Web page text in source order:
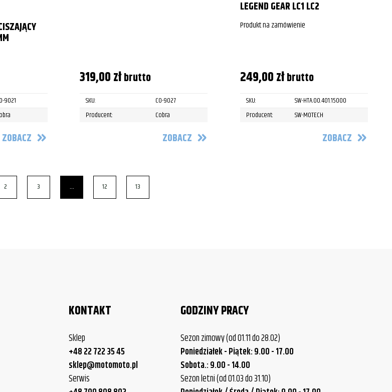
9021
ZOBACZ
319,00złbrutto
SKU:
CO-9027
Producent:
Cobra
ZOBACZ
LEGEND GEAR LC1 LC2
Produkt na zamówienie
249,00złbrutto
SKU:
SW-HTA.00.401.15000
Producent:
SW-MOTECH
ZOBACZ
2 3 … 12 13
KONTAKT
Sklep
+48 22 722 35 45
sklep@motomoto.pl
Serwis
GODZINY PRACY
Sezon zimowy (od 01.11 do 28.02)
Poniedziałek - Piątek: 9.00 - 17.00
Sobota.: 9.00 - 14.00
Sezon letni (od 01.03 do 31.10)